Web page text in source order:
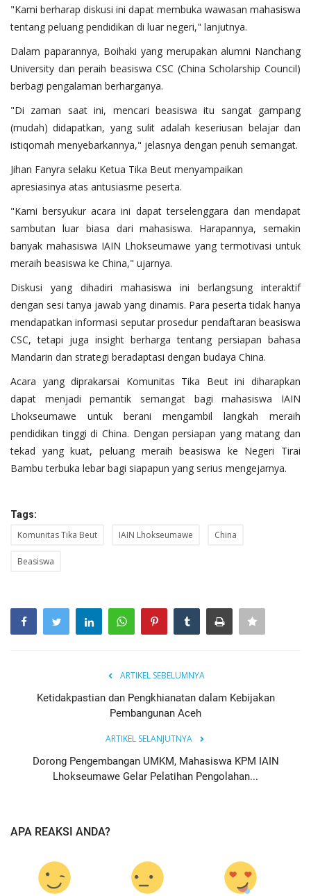
"Kami berharap diskusi ini dapat membuka wawasan mahasiswa
tentang peluang pendidikan di luar negeri," lanjutnya.
Dalam paparannya, Boihaki yang merupakan alumni Nanchang
University dan peraih beasiswa CSC (China Scholarship Council)
berbagi pengalaman berharganya.
"Di zaman saat ini, mencari beasiswa itu sangat gampang
(mudah) didapatkan, yang sulit adalah keseriusan belajar dan
istiqomah menyebarkannya," jelasnya dengan penuh semangat.
Jihan Fanyra selaku Ketua Tika Beut menyampaikan
apresiasinya atas antusiasme peserta.
"Kami bersyukur acara ini dapat terselenggara dan mendapat
sambutan luar biasa dari mahasiswa. Harapannya, semakin
banyak mahasiswa IAIN Lhokseumawe yang termotivasi untuk
meraih beasiswa ke China," ujarnya.
Diskusi yang dihadiri mahasiswa ini berlangsung interaktif
dengan sesi tanya jawab yang dinamis. Para peserta tidak hanya
mendapatkan informasi seputar prosedur pendaftaran beasiswa
CSC, tetapi juga insight berharga tentang persiapan bahasa
Mandarin dan strategi beradaptasi dengan budaya China.
Acara yang diprakarsai Komunitas Tika Beut ini diharapkan
dapat menjadi pemantik semangat bagi mahasiswa IAIN
Lhokseumawe untuk berani mengambil langkah meraih
pendidikan tinggi di China. Dengan persiapan yang matang dan
tekad yang kuat, peluang meraih beasiswa ke Negeri Tirai
Bambu terbuka lebar bagi siapapun yang serius mengejarnya.
Tags:
Komunitas Tika Beut IAIN Lhokseumawe China
Beasiswa
ARTIKEL SEBELUMNYA
Ketidakpastian dan Pengkhianatan dalam Kebijakan
Pembangunan Aceh
ARTIKEL SELANJUTNYA
Dorong Pengembangan UMKM, Mahasiswa KPM IAIN
Lhokseumawe Gelar Pelatihan Pengolahan...
APA REAKSI ANDA?